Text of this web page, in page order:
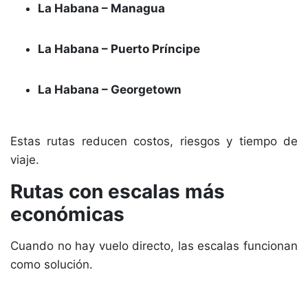
La Habana – Managua
La Habana – Puerto Príncipe
La Habana – Georgetown
Estas rutas reducen costos, riesgos y tiempo de
viaje.
Rutas con escalas más
económicas
Cuando no hay vuelo directo, las escalas funcionan
como solución.